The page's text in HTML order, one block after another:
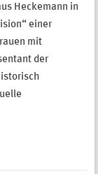
Heckemann in
einer
mit
der